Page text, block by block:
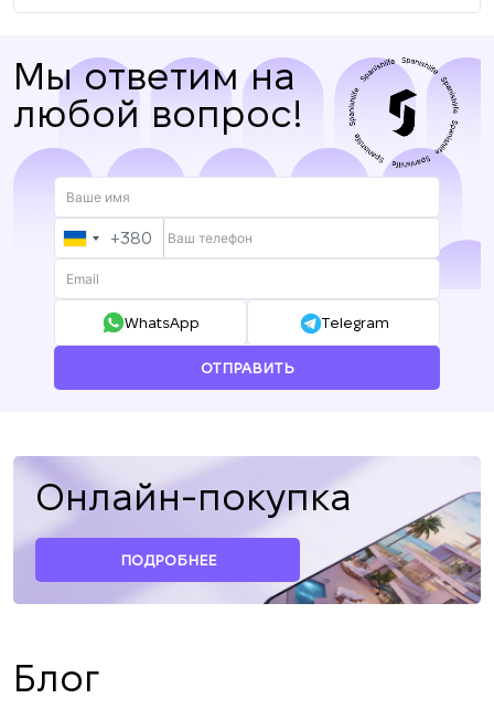
Мы ответим на
любой вопрос!
UKRAINE
+380
+380
WhatsApp Telegram
ОТПРАВИТЬ
Онлайн-покупка
ПОДРОБНЕЕ
Блог